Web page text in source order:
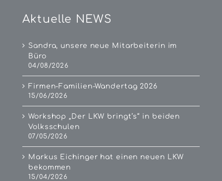
Aktuelle NEWS
Sandra, unsere neue Mitarbeiterin im
Büro
04/08/2026
Firmen-Familien-Wandertag 2026
15/06/2026
Workshop „Der LKW bringt’s“ in beiden
Volksschulen
07/05/2026
Markus Eichinger hat einen neuen LKW
bekommen
15/04/2026